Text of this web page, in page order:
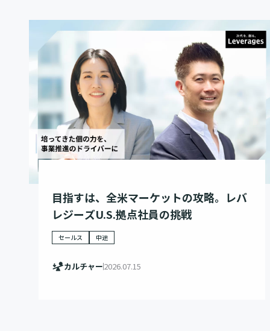
目指すは、全米マーケットの攻略。レバ
レジーズU.S.拠点社員の挑戦
セールス 中途
カルチャー2026.07.15